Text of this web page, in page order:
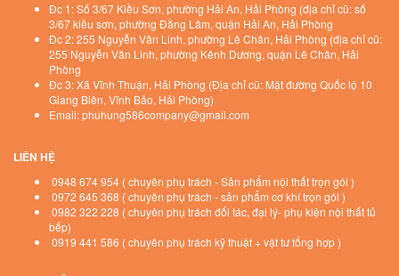
Đc 1: Số 3/67 Kiều Sơn, phường Hải An, Hải Phòng (địa chỉ cũ: số
3/67 kiều sơn, phường Đằng Lâm, quận Hải An, Hải Phòng
Đc 2: 255 Nguyễn Văn Linh, phường Lê Chân, Hải Phòng (địa chỉ cũ:
255 Nguyễn Văn Linh, phường Kênh Dương, quận Lê Chân, Hải
Phòng
Đc 3: Xã Vĩnh Thuận, Hải Phòng (Địa chỉ cũ: Mặt đường Quốc lộ 10
Giang Biên, Vĩnh Bảo, Hải Phòng)
Email: phuhung586company@gmail.com
LIÊN HỆ
0948 674 954 ( chuyên phụ trách - Sản phẩm nội thất trọn gói )
0972 645 368 ( chuyên phụ trách - sản phẩm cơ khí trọn gói )
0982 322 228 ( chuyên phụ trách đối tác, đại lý- phụ kiện nội thất tủ
bếp)
0919 441 586 ( chuyên phụ trách kỹ thuật + vật tư tổng hợp )